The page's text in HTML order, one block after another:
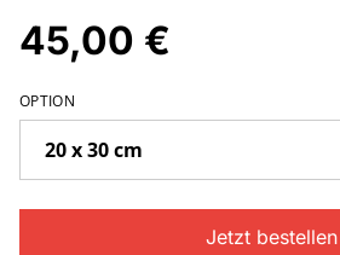
45,00 €
OPTION
Jetzt bestellen